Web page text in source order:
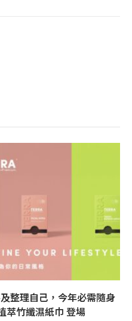
整理自己，今年必需隨身
萃竹纖濕紙巾 登場